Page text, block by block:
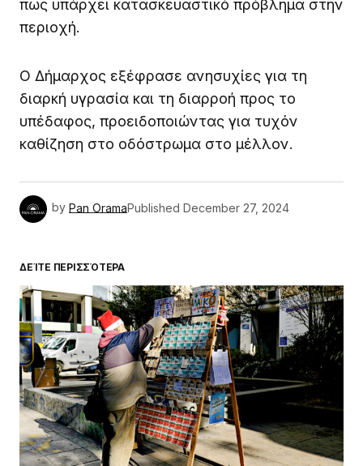
πως υπάρχει κατασκευαστικό πρόβλημα στην
περιοχή.
Ο Δήμαρχος εξέφρασε ανησυχίες για τη
διαρκή υγρασία και τη διαρροή προς το
υπέδαφος, προειδοποιώντας για τυχόν
καθίζηση στο οδόστρωμα στο μέλλον.
by Pan OramaPublished December 27, 2024
ΔΕΊΤΕ ΠΕΡΙΣΣΌΤΕΡΑ